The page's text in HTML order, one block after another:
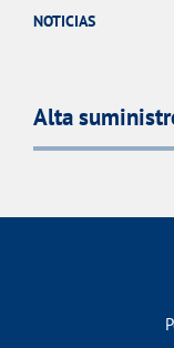
NOTICIAS
Alta